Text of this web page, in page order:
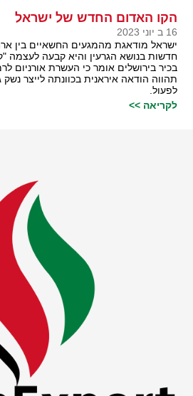
הקו האדום החדש של ישראל
16 ב יוני 2023
ישראל מודאגת מהמגעים החשאיים בין
חדשות בנושא הגרעין והיא קבעה לעצמה
תהווה הודאה איראנית בכוונתה לייצר נשק
לפעול.
לקריאה >>